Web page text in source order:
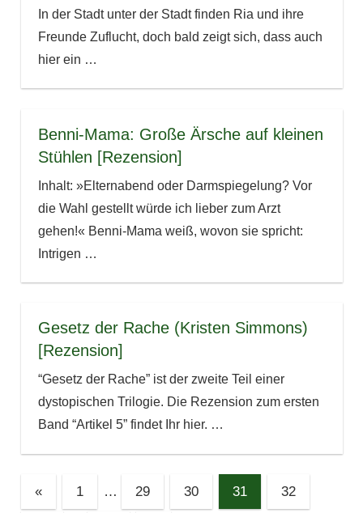
In der Stadt unter der Stadt finden Ria und ihre
Freunde Zuflucht, doch bald zeigt sich, dass auch
hier ein …
Benni-Mama: Große Ärsche auf kleinen
Stühlen [Rezension]
Inhalt: »Elternabend oder Darmspiegelung? Vor
die Wahl gestellt würde ich lieber zum Arzt
gehen!« Benni-Mama weiß, wovon sie spricht:
Intrigen …
Gesetz der Rache (Kristen Simmons)
[Rezension]
“Gesetz der Rache” ist der zweite Teil einer
dystopischen Trilogie. Die Rezension zum ersten
Band “Artikel 5” findet Ihr hier. …
Seitennummerierung
«Vorherige
1 … 29 30 31 32